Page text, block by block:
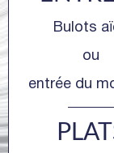
Bulots
ou
entrée du